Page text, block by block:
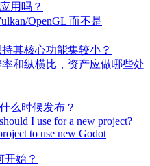
用吗？
OpenGL 而不是
其核心功能集较小？
和纵横比，资产应做哪些处
么时候发布？
I use for a new project?
to use new Godot
开始？